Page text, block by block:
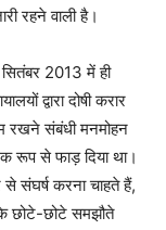
रहने वाली है।
2013 में ही
द्वारा दोषी करार
रखने संबंधी मनमोहन
रूप से फाड़ दिया था।
संघर्ष करना चाहते हैं,
के छोटे-छोटे समझौते